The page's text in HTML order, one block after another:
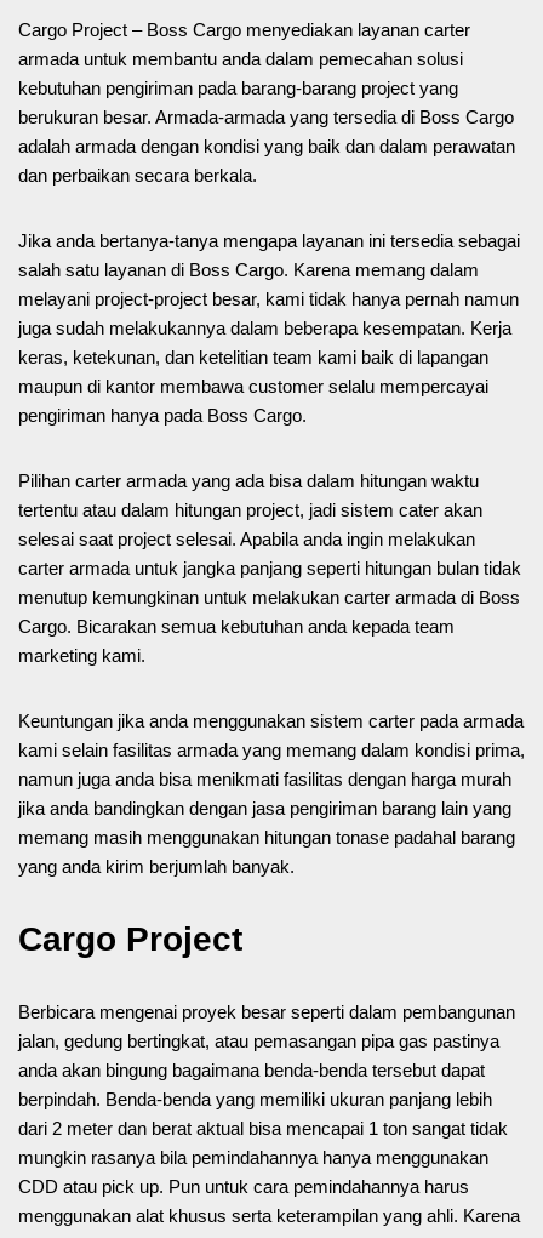
Cargo Project – Boss Cargo menyediakan layanan carter
armada untuk membantu anda dalam pemecahan solusi
kebutuhan pengiriman pada barang-barang project yang
berukuran besar. Armada-armada yang tersedia di Boss Cargo
adalah armada dengan kondisi yang baik dan dalam perawatan
dan perbaikan secara berkala.
Jika anda bertanya-tanya mengapa layanan ini tersedia sebagai
salah satu layanan di Boss Cargo. Karena memang dalam
melayani project-project besar, kami tidak hanya pernah namun
juga sudah melakukannya dalam beberapa kesempatan. Kerja
keras, ketekunan, dan ketelitian team kami baik di lapangan
maupun di kantor membawa customer selalu mempercayai
pengiriman hanya pada Boss Cargo.
Pilihan carter armada yang ada bisa dalam hitungan waktu
tertentu atau dalam hitungan project, jadi sistem cater akan
selesai saat project selesai. Apabila anda ingin melakukan
carter armada untuk jangka panjang seperti hitungan bulan tidak
menutup kemungkinan untuk melakukan carter armada di Boss
Cargo. Bicarakan semua kebutuhan anda kepada team
marketing kami.
Keuntungan jika anda menggunakan sistem carter pada armada
kami selain fasilitas armada yang memang dalam kondisi prima,
namun juga anda bisa menikmati fasilitas dengan harga murah
jika anda bandingkan dengan jasa pengiriman barang lain yang
memang masih menggunakan hitungan tonase padahal barang
yang anda kirim berjumlah banyak.
Cargo Project
Berbicara mengenai proyek besar seperti dalam pembangunan
jalan, gedung bertingkat, atau pemasangan pipa gas pastinya
anda akan bingung bagaimana benda-benda tersebut dapat
berpindah. Benda-benda yang memiliki ukuran panjang lebih
dari 2 meter dan berat aktual bisa mencapai 1 ton sangat tidak
mungkin rasanya bila pemindahannya hanya menggunakan
CDD atau pick up. Pun untuk cara pemindahannya harus
menggunakan alat khusus serta keterampilan yang ahli. Karena